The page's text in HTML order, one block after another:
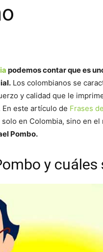
podemos contar que es
Los colombianos se
y calidad que le
este artículo de Frases
en Colombia, sino en el
Pombo.
y